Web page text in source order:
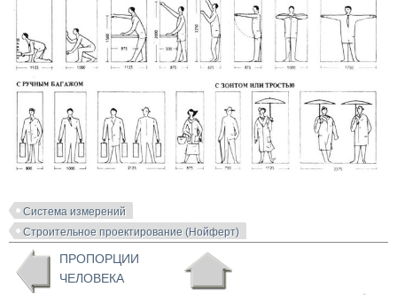
Система измерений
Строительное проектирование (Нойферт)
ПРОПОРЦИИ
ЧЕЛОВЕКА